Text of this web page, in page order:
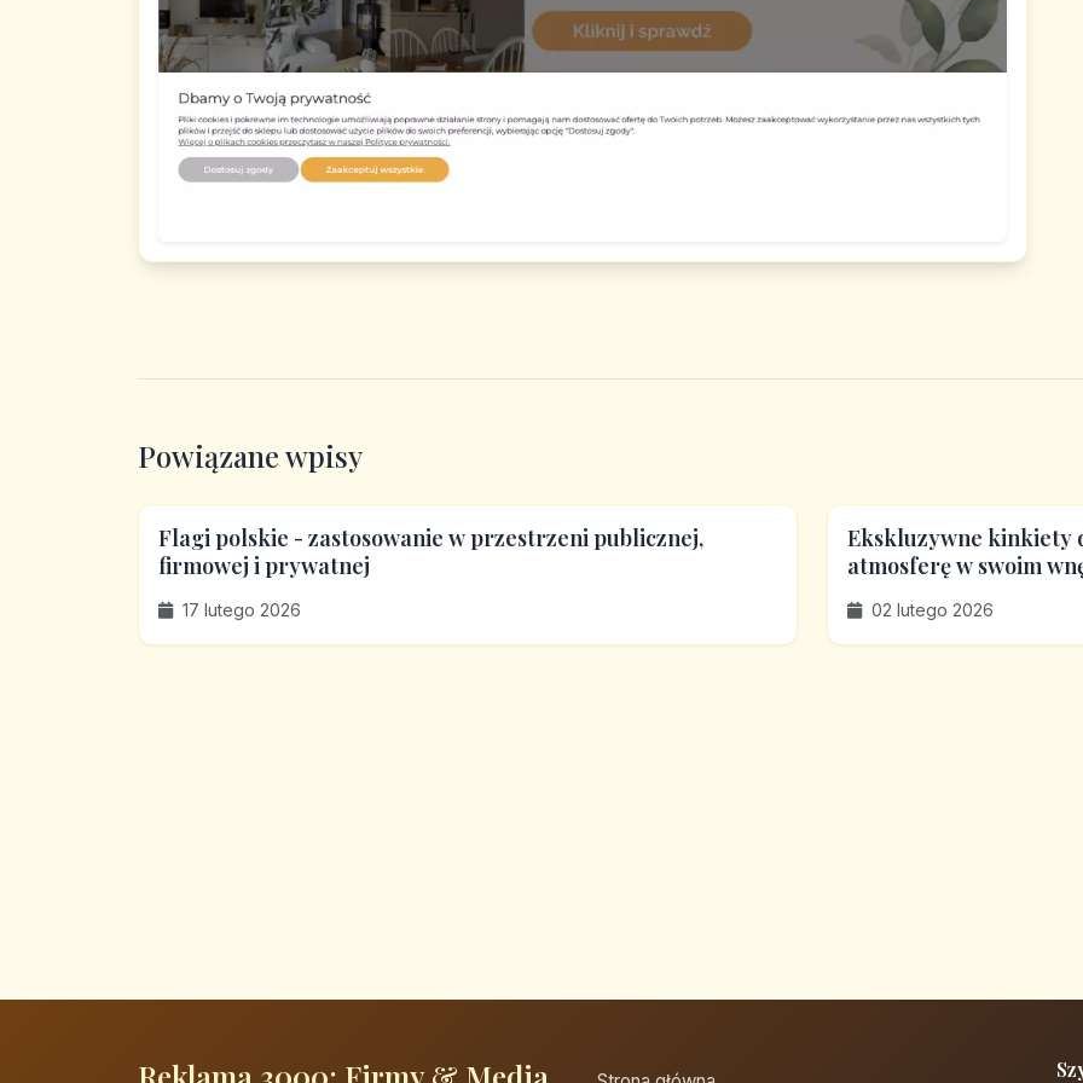
Powiązane wpisy
Flagi polskie - zastosowanie w przestrzeni publicznej,
firmowej i prywatnej
17 lutego 2026
Ekskluzywne kinkiety
atmosferę w swoim
02 lutego 2026